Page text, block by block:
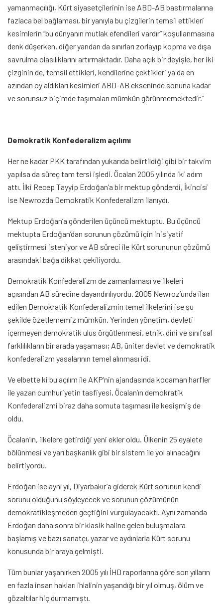
yamanmacılığı, Kürt siyasetçilerinin ise ABD-AB bastırmalarına
fazlaca bel bağlaması, bir yanıyla bu çizgilerin temsil ettikleri
kesimlerin “bu dünyanın mutlak efendileri vardır” koşullanmasına
denk düşerken, diğer yandan da sınırları zorlayıp kopma ve dışa
savrulma olasılıklarını artırmaktadır. Daha açık bir deyişle, her iki
çizginin de, temsil ettikleri, kendilerine çektikleri ya da en
azından oy aldıkları kesimleri ABD-AB ekseninde sonuna kadar
ve sorunsuz biçimde taşımaları mümkün görünmemektedir.”
Demokratik Konfederalizm açılımı
Her ne kadar PKK tarafından yukarıda belirtildiği gibi bir takvim
yapılsa da süreç tam tersi işledi. Öcalan 2005 yılında iki adım
attı. İlki Recep Tayyip Erdoğan’a bir mektup gönderdi, İkincisi
ise Newrozda Demokratik Konfederalizm ilanıydı.
Mektup Erdoğan’a gönderilen üçüncü mektuptu. Bu üçüncü
mektupta Erdoğan’dan sorunun çözümü için inisiyatif
geliştirmesi isteniyor ve AB süreci ile Kürt sorununun çözümü
arasındaki bağa dikkat çekiliyordu.
Demokratik Konfederalizm de zamanlaması ve ilkeleri
açısından AB sürecine dayandırılıyordu. 2005 Newroz’unda ilan
edilen Demokratik Konfederalizmin temel ilkelerini ise şu
şekilde özetlememiz mümkün. Yerinden yönetim, devleti
içermeyen demokratik ulus örgütlenmesi, etnik, dini ve sınıfsal
farklılıkların bir arada yaşaması; AB, üniter devlet ve demokratik
konfederalizm yasalarının temel alınması idi.
Ve elbette ki bu açılım ile AKP’nin ajandasında kocaman harfler
ile yazan cumhuriyetin tasfiyesi, Öcalan’ın demokratik
Konfederalizmi biraz daha somuta taşıması ile kesişmiş de
oldu.
Öcalan’ın, ilkelere getirdiği yeni ekler oldu. Ülkenin 25 eyalete
bölünmesi ve yarı başkanlık gibi bir sistem ile yol alınacağını
belirtiyordu.
Erdoğan ise aynı yıl, Diyarbakır’a giderek Kürt sorunun kendi
sorunu olduğunu söyleyecek ve sorunun çözümünün
demokratikleşmeden geçtiğini vurgulayacaktı. Aynı zamanda
Erdoğan daha sonra bir klasik haline gelen buluşmalara
başlamış ve bazı sanatçı, yazar ve aydınlarla Kürt sorunu
konusunda bir araya gelmişti.
Tüm bunlar yaşanırken 2005 yılı İHD raporlarına göre son yılların
en fazla insan hakları ihlalinin yaşandığı bir yıl olmuş, ölüm ve
gözaltılar hiç durmamıştı.